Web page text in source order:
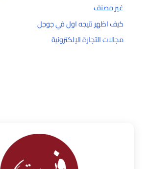
غير مصنف
كيف اظهر نتيجه اول في جوجل
مجالات التجارة الإلكترونية